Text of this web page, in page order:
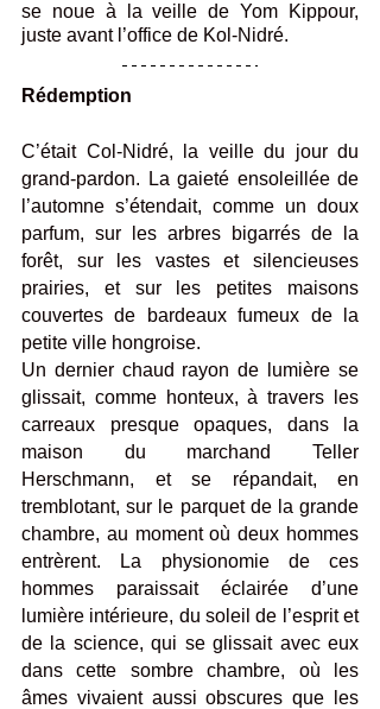
se noue à la veille de Yom Kippour,
juste avant l’office de Kol-Nidré.
Rédemption
C’était Col-Nidré, la veille du jour du
grand-pardon. La gaieté ensoleillée de
l’automne s’étendait, comme un doux
parfum, sur les arbres bigarrés de la
forêt, sur les vastes et silencieuses
prairies, et sur les petites maisons
couvertes de bardeaux fumeux de la
petite ville hongroise.
Un dernier chaud rayon de lumière se
glissait, comme honteux, à travers les
carreaux presque opaques, dans la
maison du marchand Teller
Herschmann, et se répandait, en
tremblotant, sur le parquet de la grande
chambre, au moment où deux hommes
entrèrent. La physionomie de ces
hommes paraissait éclairée d’une
lumière intérieure, du soleil de l’esprit et
de la science, qui se glissait avec eux
dans cette sombre chambre, où les
âmes vivaient aussi obscures que les